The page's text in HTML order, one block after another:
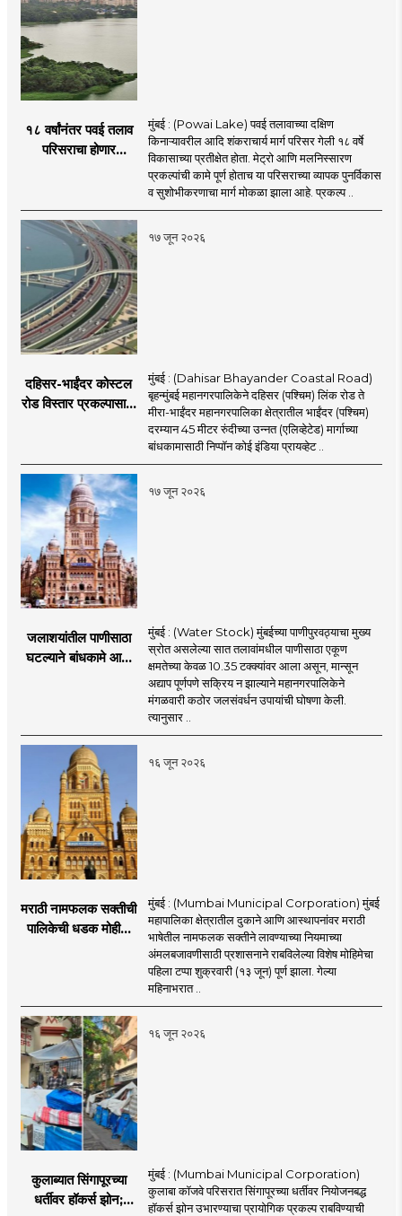
१८ वर्षांनंतर पवई तलाव
परिसराचा होणार
सुरुवात;
मुंबई : (Powai Lake) पवई तलावाच्या दक्षिण
किनाऱ्यावरील आदि शंकराचार्य मार्ग परिसर गेली १८ वर्षे
विकासाच्या प्रतीक्षेत होता. मेट्रो आणि मलनिस्सारण
प्रकल्पांची कामे पूर्ण होताच या परिसराच्या व्यापक पुनर्विकास
व सुशोभीकरणाचा मार्ग मोकळा झाला आहे. प्रकल्प ..
१७ जून २०२६
दहिसर-भाईंदर कोस्टल
रोड विस्तार प्रकल्पासाठी
मंजुरीची प्रतीक्षा
मुंबई : (Dahisar Bhayander Coastal Road)
बृहन्मुंबई महानगरपालिकेने दहिसर (पश्चिम) लिंक रोड ते
मीरा-भाईंदर महानगरपालिका क्षेत्रातील भाईंदर (पश्चिम)
दरम्यान 45 मीटर रुंदीच्या उन्नत (एलिव्हेटेड) मार्गाच्या
बांधकामासाठी निप्पॉन कोई इंडिया प्रायव्हेट ..
१७ जून २०२६
जलाशयांतील पाणीसाठा
घटल्याने बांधकामे आणि
निर्बंध
मुंबई : (Water Stock) मुंबईच्या पाणीपुरवठ्याचा मुख्य
स्रोत असलेल्या सात तलावांमधील पाणीसाठा एकूण
क्षमतेच्या केवळ 10.35 टक्क्यांवर आला असून, मान्सून
अद्याप पूर्णपणे सक्रिय न झाल्याने महानगरपालिकेने
मंगळवारी कठोर जलसंवर्धन उपायांची घोषणा केली.
त्यानुसार ..
१६ जून २०२६
मराठी नामफलक सक्तीची
पालिकेची धडक मोहीम;
मुंबई : (Mumbai Municipal Corporation) मुंबई
महापालिका क्षेत्रातील दुकाने आणि आस्थापनांवर मराठी
भाषेतील नामफलक सक्तीने लावण्याच्या नियमाच्या
अंमलबजावणीसाठी प्रशासनाने राबविलेल्या विशेष मोहिमेचा
पहिला टप्पा शुक्रवारी (१३ जून) पूर्ण झाला. गेल्या
महिनाभरात ..
१६ जून २०२६
कुलाब्यात सिंगापूरच्या
धर्तीवर हॉकर्स झोन;
मुंबई : (Mumbai Municipal Corporation)
कुलाबा कॉजवे परिसरात सिंगापूरच्या धर्तीवर नियोजनबद्ध
हॉकर्स झोन उभारण्याचा प्रायोगिक प्रकल्प राबविण्याची